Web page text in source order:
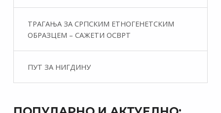
ТРАГАЊА ЗА СРПСКИМ ЕТНОГЕНЕТСКИМ
ОБРАЗЦЕМ – САЖЕТИ ОСВРТ
ПУТ ЗА НИГДИНУ